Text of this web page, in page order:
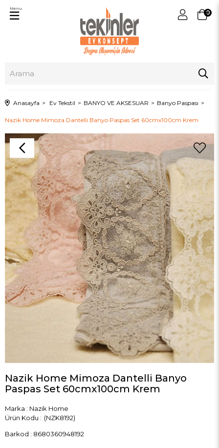
0
Menu
Anasayfa Ev Tekstil BANYO VE AKSESUAR Banyo Paspası
Nazik Home Mimoza Dantelli Banyo Paspas Set 60cmx100cm Krem
Nazik Home Mimoza Dantelli Banyo
Paspas Set 60cmx100cm Krem
Marka : Nazik Home
(NZK8192)
Barkod : 8680360948192